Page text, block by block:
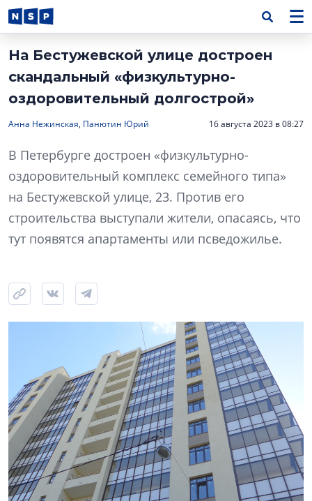
На Бестужевской улице достроен
скандальный «физкультурно-
оздоровительный долгострой»
Анна Нежинская, Панютин Юрий 16 августа 2023 в 08:27
В Петербурге достроен «физкультурно-
оздоровительный комплекс семейного типа»
на Бестужевской улице, 23. Против его
строительства выступали жители, опасаясь, что
тут появятся апартаменты или псведожилье.